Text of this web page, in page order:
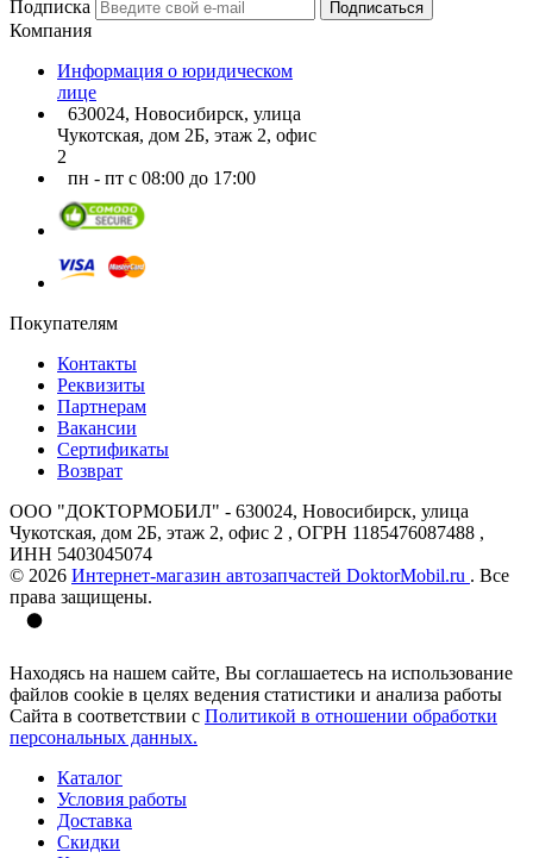
Подписка
Подписаться
Компания
Информация о юридическом
лице
630024, Новосибирск, улица
Чукотская, дом 2Б, этаж 2, офис
2
пн - пт с 08:00 до 17:00
Покупателям
Контакты
Реквизиты
Партнерам
Вакансии
Сертификаты
Возврат
ООО "ДОКТОРМОБИЛ" - 630024, Новосибирск, улица
Чукотская, дом 2Б, этаж 2, офис 2 , ОГРН 1185476087488 ,
ИНН 5403045074
© 2026 Интернет-магазин автозапчастей DoktorMobil.ru . Все
права защищены.
Находясь на нашем сайте, Вы соглашаетесь на использование
файлов cookie в целях ведения статистики и анализа работы
Сайта в соответствии с Политикой в отношении обработки
персональных данных.
Каталог
Условия работы
Доставка
Скидки